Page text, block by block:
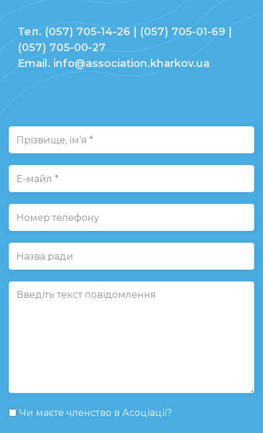
Тел. (057) 705-14-26 | (057) 705-01-69 |
(057) 705-00-27
Email. info@association.kharkov.ua
Чи маєте членство в Асоціації?